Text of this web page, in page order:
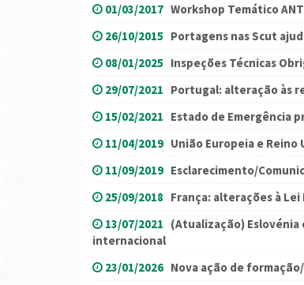
01/03/2017 Workshop Temático
26/10/2015 Portagens nas Scut
08/01/2025 Inspeções Técnicas
29/07/2021 Portugal: alteração às
15/02/2021 Estado de Emergência
11/04/2019 União Europeia e Reino
11/09/2019 Esclarecimento/
25/09/2018 França: alterações à Lei
13/07/2021 (Atualização)
internacional
23/01/2026 Nova ação de